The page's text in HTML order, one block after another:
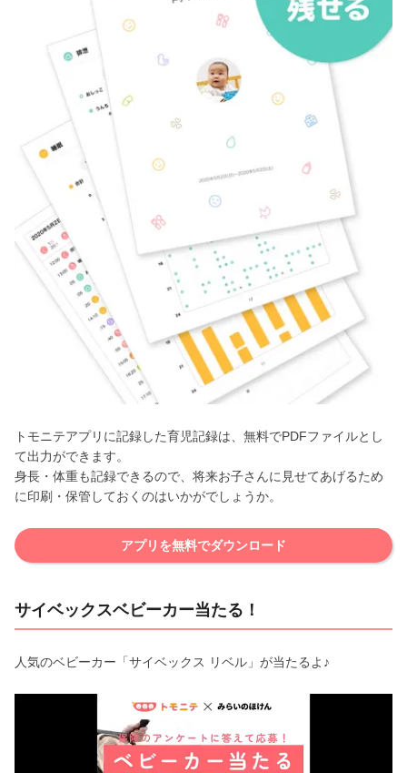
トモニテアプリに記録した育児記録は、無料でPDFファイルとし
て出力ができます。
身長・体重も記録できるので、将来お子さんに見せてあげるため
に印刷・保管しておくのはいかがでしょうか。
アプリを無料でダウンロード
サイベックスベビーカー当たる！
人気のベビーカー「サイベックス リベル」が当たるよ♪